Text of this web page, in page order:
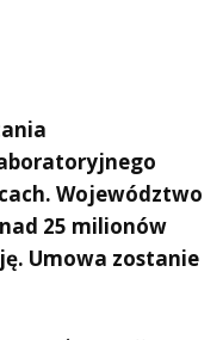
Województwo
25 milionów
Umowa zostanie